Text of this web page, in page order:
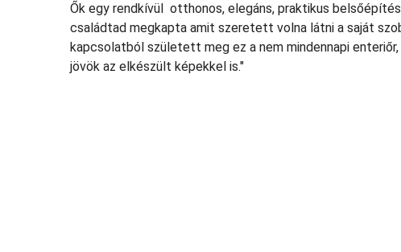
Ők egy rendkívül otthonos, elegáns, praktikus
családtad megkapta amit szeretett volna látni a saját
kapcsolatból született meg ez a nem mindennapi
jövök az elkészült képekkel is."